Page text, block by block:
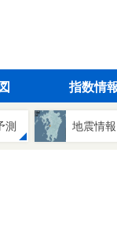
指数情
測 地震情報